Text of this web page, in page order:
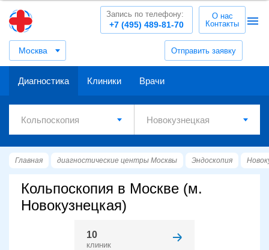
Москва Отправить заявку
+7 (495) 489-81-70
Запись по телефону:
О нас
Контакты
Диагностика Клиники Врачи
Главная диагностические центры Москвы Эндоскопия
Кольпоскопия в Москве (м.
Новокузнецкая)
10
клиник